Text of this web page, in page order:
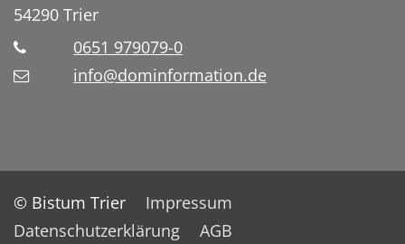
54290 Trier
0651 979079-0
info@dominformation.de
© Bistum Trier
Impressum
Datenschutzerklärung
AGB